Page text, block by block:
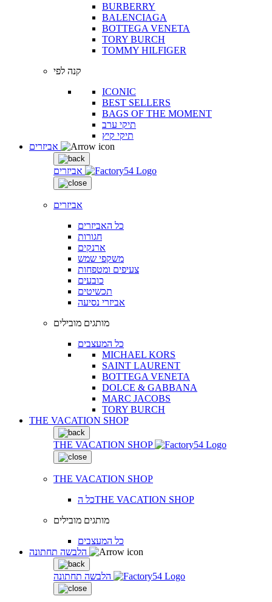
BURBERRY
BALENCIAGA
BOTTEGA VENETA
TORY BURCH
TOMMY HILFIGER
קנה לפי
ICONIC
BEST SELLERS
BAGS OF THE MOMENT
תיקי ערב
תיקי קיץ
אביזרים
אביזרים
כל האביזרים
חגורות
ארנקים
משקפי שמש
צעיפים ומטפחות
כובעים
תכשיטים
אביזרי נסיעה
מותגים מובילים
כל המעצבים
MICHAEL KORS
SAINT LAURENT
BOTTEGA VENETA
DOLCE & GABBANA
MARC JACOBS
TORY BURCH
THE VACATION SHOP
THE VACATION SHOP
THE VACATION SHOP
כל הTHE VACATION SHOP
מותגים מובילים
כל המעצבים
הלבשה תחתונה